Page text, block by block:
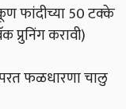
फांदीच्या 50 टक्के
प्रुनिंग करावी)
परत फळधारणा चालु